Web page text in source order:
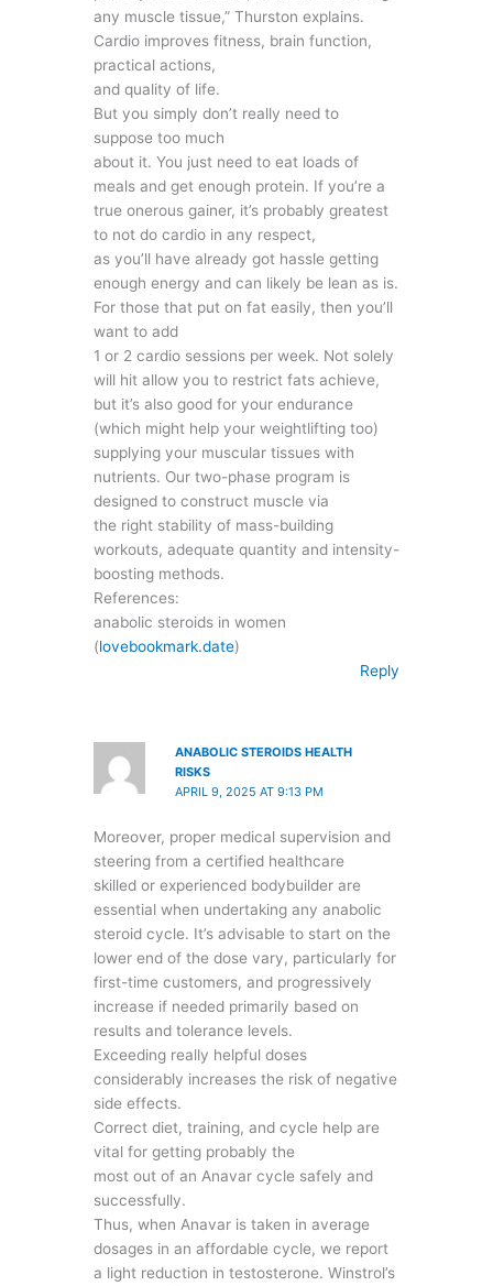
any muscle tissue,” Thurston explains.
Cardio improves fitness, brain function,
practical actions,
and quality of life.
But you simply don’t really need to
suppose too much
about it. You just need to eat loads of
meals and get enough protein. If you’re a
true onerous gainer, it’s probably greatest
to not do cardio in any respect,
as you’ll have already got hassle getting
enough energy and can likely be lean as is.
For those that put on fat easily, then you’ll
want to add
1 or 2 cardio sessions per week. Not solely
will hit allow you to restrict fats achieve,
but it’s also good for your endurance
(which might help your weightlifting too)
supplying your muscular tissues with
nutrients. Our two-phase program is
designed to construct muscle via
the right stability of mass-building
workouts, adequate quantity and intensity-
boosting methods.
References:
anabolic steroids in women
(lovebookmark.date)
Reply
ANABOLIC STEROIDS HEALTH
RISKS
APRIL 9, 2025 AT 9:13 PM
Moreover, proper medical supervision and
steering from a certified healthcare
skilled or experienced bodybuilder are
essential when undertaking any anabolic
steroid cycle. It’s advisable to start on the
lower end of the dose vary, particularly for
first-time customers, and progressively
increase if needed primarily based on
results and tolerance levels.
Exceeding really helpful doses
considerably increases the risk of negative
side effects.
Correct diet, training, and cycle help are
vital for getting probably the
most out of an Anavar cycle safely and
successfully.
Thus, when Anavar is taken in average
dosages in an affordable cycle, we report
a light reduction in testosterone. Winstrol’s